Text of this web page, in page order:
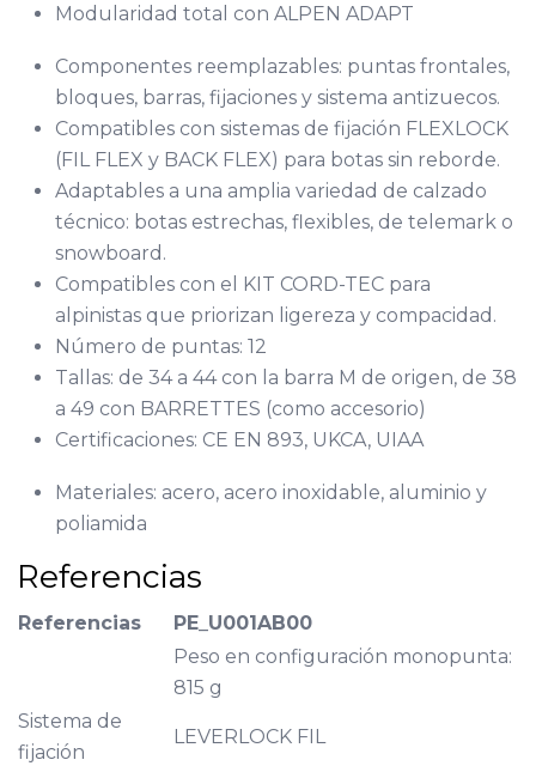
Modularidad total con ALPEN ADAPT
Componentes reemplazables: puntas frontales,
bloques, barras, fijaciones y sistema antizuecos.
Compatibles con sistemas de fijación FLEXLOCK
(FIL FLEX y BACK FLEX) para botas sin reborde.
Adaptables a una amplia variedad de calzado
técnico: botas estrechas, flexibles, de telemark o
snowboard.
Compatibles con el KIT CORD-TEC para
alpinistas que priorizan ligereza y compacidad.
Número de puntas: 12
Tallas: de 34 a 44 con la barra M de origen, de 38
a 49 con BARRETTES (como accesorio)
Certificaciones: CE EN 893, UKCA, UIAA
Materiales: acero, acero inoxidable, aluminio y
poliamida
Referencias
Referencias
PE_U001AB00
Peso en configuración monopunta:
815 g
Sistema de
fijación
LEVERLOCK FIL